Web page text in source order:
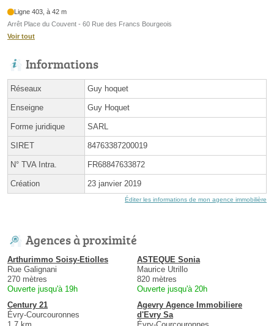
Ligne 403, à 42 m
Arrêt Place du Couvent - 60 Rue des Francs Bourgeois
Voir tout
Informations
Réseaux Guy hoquet
Enseigne Guy Hoquet
Forme juridique SARL
SIRET 84763387200019
N° TVA Intra. FR68847633872
Création 23 janvier 2019
Éditer les informations de mon agence immobilière
Agences à proximité
Arthurimmo Soisy-Etiolles
Rue Galignani
270 mètres
Ouverte jusqu'à 19h
ASTEQUE Sonia
Maurice Utrillo
820 mètres
Ouverte jusqu'à 20h
Century 21
Évry-Courcouronnes
Agevry Agence Immobiliere
d'Evry Sa